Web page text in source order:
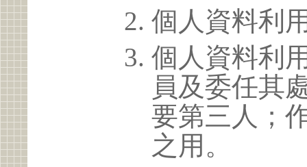
個人資料利
個人資料利
員及委任其
要第三人；
之用。